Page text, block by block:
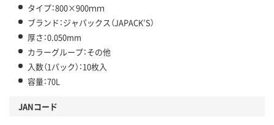
タイプ：800×900ｍｍ
ブランド：ジャパックス（JAPACK’S）
厚さ：0.050mm
カラーグループ：その他
入数（1パック）：10枚入
容量：70L
JANコード